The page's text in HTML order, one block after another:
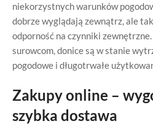
niekorzystnych warunków
dobrze wyglądają zewnątrz, ale
odporność na czynniki
surowcom, donice są w stanie
pogodowe i długotrwałe
Zakupy online –
szybka dostawa